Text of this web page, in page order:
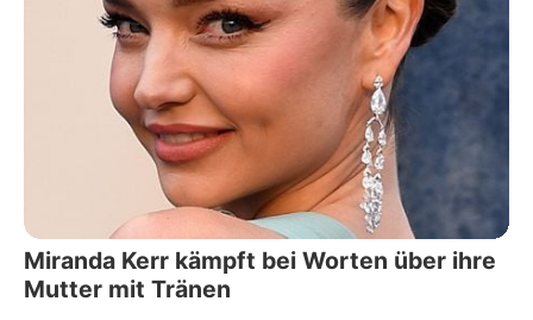
Miranda Kerr kämpft bei Worten über ihre
Mutter mit Tränen